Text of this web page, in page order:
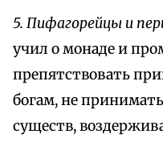
5. Пифагорейцы и
учил о монаде и
препятствовать
богам, не
существ,